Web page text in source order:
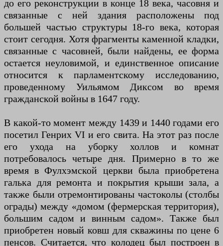
до его реконструкции в конце 18 века, часовня и
связанные с ней здания расположены под
большей частью структуры 18-го века, которая
стоит сегодня. Хотя фрагменты каменной кладки,
связанные с часовней, были найдены, ее форма
остается неуловимой, и единственное описание
относится к парламентскому исследованию,
проведенному Уильямом Диксом во время
гражданской войны в 1647 году.
В какой-то момент между 1439 и 1440 годами его
посетил Генрих VI и его свита. На этот раз после
его ухода на уборку холлов и комнат
потребовалось четыре дня. Примерно в то же
время в Фулхэмской церкви была приобретена
галька для ремонта и покрытия крыши зала, а
также были отремонтированы частоколы (столбы
ограды) между «домом (фермерская территория),
большим садом и винным садом». Также был
приобретен новый ковш для скважины по цене 6
пенсов. Считается, что колодец был построен в